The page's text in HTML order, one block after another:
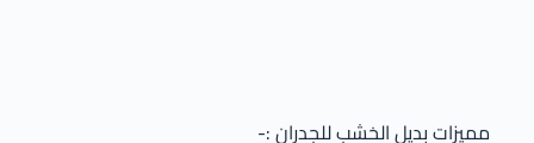
مميزات بديل الخشب للجدران :-